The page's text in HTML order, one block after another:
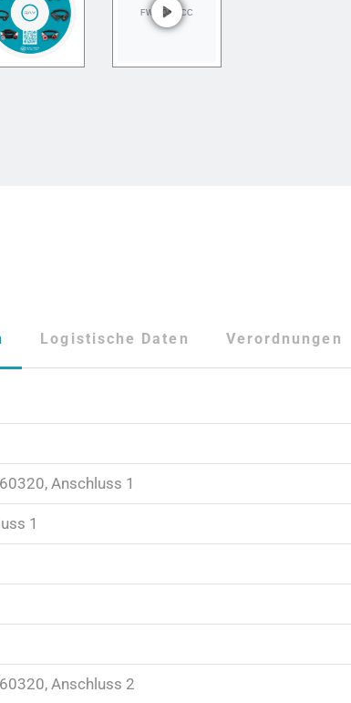
Logistische Daten Verordnungen
Anschluss 1
1
Anschluss 2